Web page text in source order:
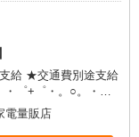
）★ ゜・。○。・゜
給 ★交通費別途支給
達を紹介
) ★月2回払
電量販店